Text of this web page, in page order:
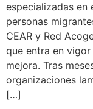
especializadas en
personas
CEAR y Red
que entra en
mejora. Tras
organizaciones
[…]